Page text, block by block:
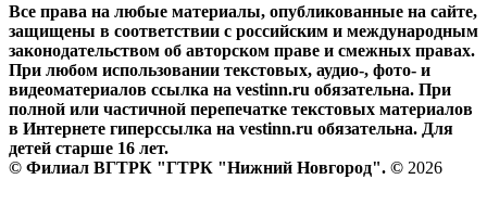
Все права на любые материалы, опубликованные на сайте,
защищены в соответствии с российским и международным
законодательством об авторском праве и смежных правах.
При любом использовании текстовых, аудио-, фото- и
видеоматериалов ссылка на vestinn.ru обязательна. При
полной или частичной перепечатке текстовых материалов
в Интернете гиперссылка на vestinn.ru обязательна. Для
детей старше 16 лет.
© Филиал ВГТРК "ГТРК "Нижний Новгород". © 2026